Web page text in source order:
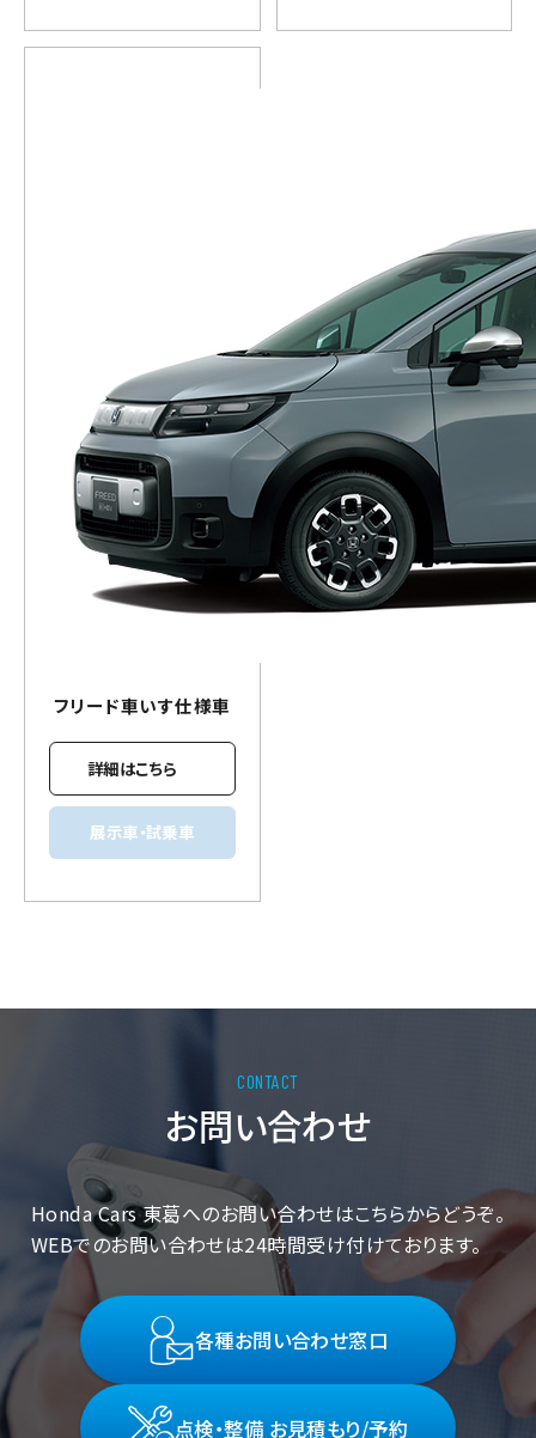
フリード車いす仕様車
詳細はこちら
展示車・試乗車
お問い合わせ
Honda Cars 東葛へのお問い合わせはこちらからどうぞ。
WEBでのお問い合わせは24時間受け付けております。
各種お問い合わせ窓口
点検・整備 お見積もり/予約